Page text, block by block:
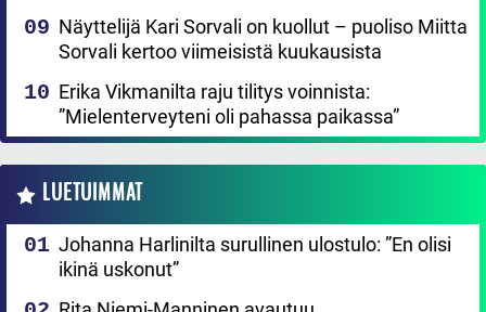
Näyttelijä Kari Sorvali on kuollut – puoliso Miitta
Sorvali kertoo viimeisistä kuukausista
Erika Vikmanilta raju tilitys voinnista:
”Mielenterveyteni oli pahassa paikassa”
LUETUIMMAT
Johanna Harlinilta surullinen ulostulo: ”En olisi
ikinä uskonut”